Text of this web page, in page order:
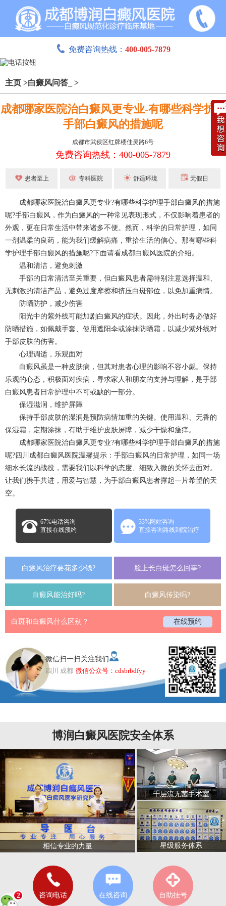
免费咨询热线： 400-005-7879
主页 >白癜风问答_ >
成都哪家医院治白癜风更专业-有哪些科学护理
手部白癜风的措施呢
成都市武侯区红牌楼佳灵路6号
免费咨询热线：400-005-7879
患者至上 专科医院 舒适环境 无假日
成都哪家医院治白癜风更专业?有哪些科学护理手部白癜风的措施
呢?手部白癜风，作为白癜风的一种常见表现形式，不仅影响着患者的
外观，更在日常生活中带来诸多不便。然而，科学的日常护理，如同
一剂温柔的良药，能为我们缓解病痛，重拾生活的信心。那有哪些科
学护理手部白癜风的措施呢?下面请看成都白癜风 医院的介绍。
温和清洁，避免刺激
手部的日常清洁至关重要，但白癜风患者需特别注意选择温和、
无刺激的清洁产品，避免过度摩擦和挤压白斑部位，以免加重病情。
防晒防护，减少伤害
阳光中的紫外线可能加剧白癜风的症状。因此，外出时务必做好
防晒措施，如佩戴手套、使用遮阳伞或涂抹防晒霜，以减少紫外线对
手部皮肤的伤害。
心理调适，乐观面对
白癜风虽是一种皮肤病，但其对患者心理的影响不容小觑。保持
乐观的心态，积极面对疾病，寻求家人和朋友的支持与理解，是手部
白癜风患者日常护理中不可或缺的一部分。
保湿滋润，维护屏障
保持手部皮肤的湿润是预防病情加重的关键。使用温和、无香的
保湿霜，定期涂抹，有助于维护皮肤屏障，减少干燥和瘙痒。
成都哪家医院治白癜风更专业?有哪些科学护理手部白癜风的措施
呢?四川 成都白癜风医院温馨提示：手部白癜风的日常护理，如同一场
细水长流的战役，需要我们以科学的态度、细致入微的关怀去面对。
让我们携手共进，用爱与智慧，为手部白癜风患者撑起一片希望的天
空。
67%电话咨询
直接在线预约
33%网站咨询
直接咨询路线到院治疗
白癜风治疗要花多少钱? 脸上长白斑怎么回事?
白癜风能治好吗? 白癜风传染吗?
白斑和白癜风什么区别？ 在线预约
微信扫一扫关注我们
四川 成都 微信公众号：cdsbrbdfyy
博润白癜风医院安全体系
相信专业的力量
千层流无菌手术室
星级服务体系
咨询电话 在线咨询 自助挂号
2